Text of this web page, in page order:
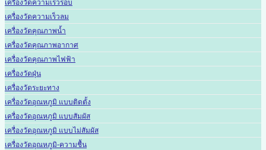
เครื่องวัดความเร็วรอบ
เครื่องวัดความเร็วลม
เครื่องวัดคุณภาพน้ำ
เครื่องวัดคุณภาพอากาศ
เครื่องวัดคุณภาพไฟฟ้า
เครื่องวัดฝุ่น
เครื่องวัดระยะทาง
เครื่องวัดอุณหภูมิ แบบติดตั้ง
เครื่องวัดอุณหภูมิ แบบสัมผัส
เครื่องวัดอุณหภูมิ แบบไม่สัมผัส
เครื่องวัดอุณหภูมิ-ความชื้น